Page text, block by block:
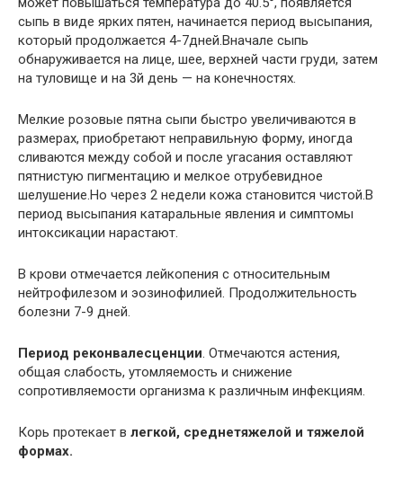
сыпь в виде ярких пятен, начинается период высыпания,
который продолжается 4-7дней.Вначале сыпь
обнаруживается на лице, шее, верхней части груди, затем
на туловище и на 3й день — на конечностях.
Мелкие розовые пятна сыпи быстро увеличиваются в
размерах, приобретают неправильную форму, иногда
сливаются между собой и после угасания оставляют
пятнистую пигментацию и мелкое отрубевидное
шелушение.Но через 2 недели кожа становится чистой.В
период высыпания катаральные явления и симптомы
интоксикации нарастают.
В крови отмечается лейкопения с относительным
нейтрофилезом и эозинофилией. Продолжительность
болезни 7-9 дней.
Период реконвалесценции. Отмечаются астения,
общая слабость, утомляемость и снижение
сопротивляемости организма к различным инфекциям.
Корь протекает в легкой, среднетяжелой и тяжелой
формах.